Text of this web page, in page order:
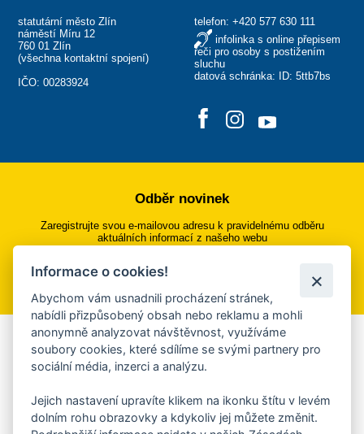
statutární město Zlín
náměstí Míru 12
760 01 Zlín
(všechna kontaktní spojení)
IČO: 00283924
telefon: +420 577 630 111
infolinka s online přepisem
řeči pro osoby s postižením
sluchu
datová schránka: ID: 5ttb7bs
Odběr novinek
Zaregistrujte svou e-mailovou adresu k pravidelnému odběru
aktuálních informací z našeho webu
Přihlásit se k odběru
Aplikace Mobilní rozhlas
Chcete dostávat do svého mobilu či mailu upozornění na
ankety, pozvánky na kulturní a sportovní akce?
Více informací o aplikaci
Informace o cookies!
Abychom vám usnadnili procházení stránek,
nabídli přizpůsobený obsah nebo reklamu a mohli
anonymně analyzovat návštěvnost, využíváme
soubory cookies, které sdílíme se svými partnery pro
sociální média, inzerci a analýzu.
Jejich nastavení upravíte klikem na ikonku štítu v levém
dolním rohu obrazovky a kdykoliv jej můžete změnit.